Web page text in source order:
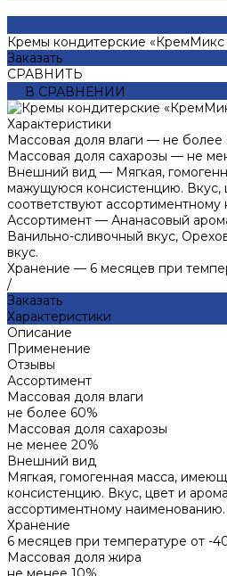
Кремы кондитерские
Заказать
СРАВНИТЬ
В СРАВНЕНИИ
Характеристики
Массовая доля влаги — не более
Массовая доля сахарозы — не
Внешний вид — Мягкая,
мажущуюся консистенцию. Вкус,
соответствуют
Ассортимент — Ананасовый
Ванильно-сливочный вкус,
вкус.
Хранение — 6 месяцев при
/
Заказать
Характеристики
Описание
Применение
Отзывы
Ассортимент
Массовая доля влаги
не более 60%
Массовая доля сахарозы
не менее 20%
Внешний вид
Мягкая, гомогенная масса,
консистенцию. Вкус, цвет и
ассортиментному наименованию.
Хранение
6 месяцев при температуре от -
Массовая доля жира